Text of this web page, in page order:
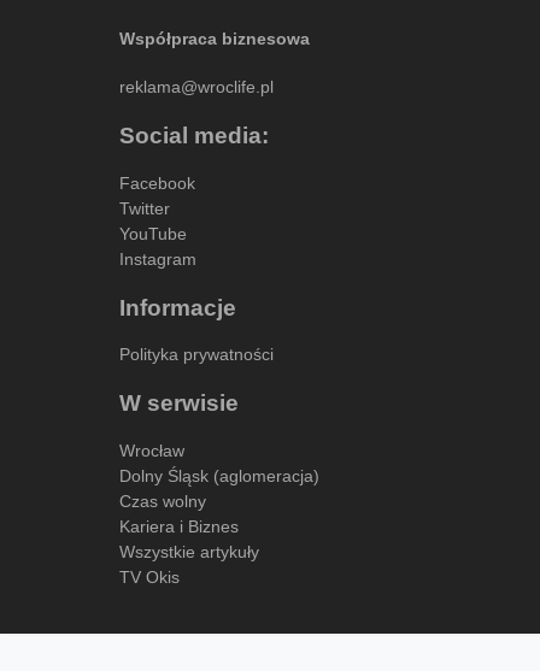
Współpraca biznesowa
reklama@wroclife.pl
Social media:
Facebook
Twitter
YouTube
Instagram
Informacje
Polityka prywatności
W serwisie
Wrocław
Dolny Śląsk (aglomeracja)
Czas wolny
Kariera i Biznes
Wszystkie artykuły
TV Okis